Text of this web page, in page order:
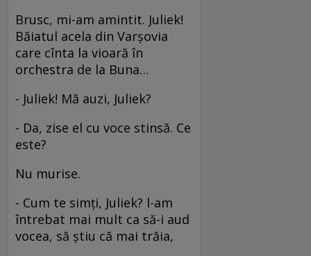
Brusc, mi-am amintit. Juliek!
Băiatul acela din Varşovia
care cînta la vioară în
orchestra de la Buna…
- Juliek! Mă auzi, Juliek?
- Da, zise el cu voce stinsă. Ce
este?
Nu murise.
- Cum te simţi, Juliek? l-am
întrebat mai mult ca să-i aud
vocea, să ştiu că mai trăia,